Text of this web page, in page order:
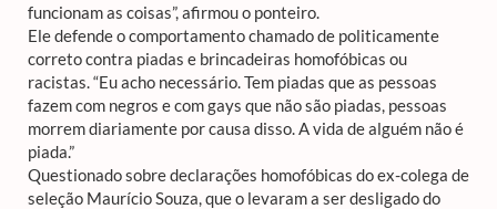
funcionam as coisas”, afirmou o ponteiro.
Ele defende o comportamento chamado de politicamente
correto contra piadas e brincadeiras homofóbicas ou
racistas. “Eu acho necessário. Tem piadas que as pessoas
fazem com negros e com gays que não são piadas, pessoas
morrem diariamente por causa disso. A vida de alguém não é
piada.”
Questionado sobre declarações homofóbicas do ex-colega de
seleção Maurício Souza, que o levaram a ser desligado do